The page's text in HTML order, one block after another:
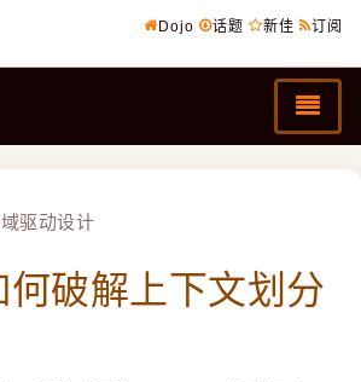
Dojo 话题 新佳 订阅
驱动设计
何破解上下文划分